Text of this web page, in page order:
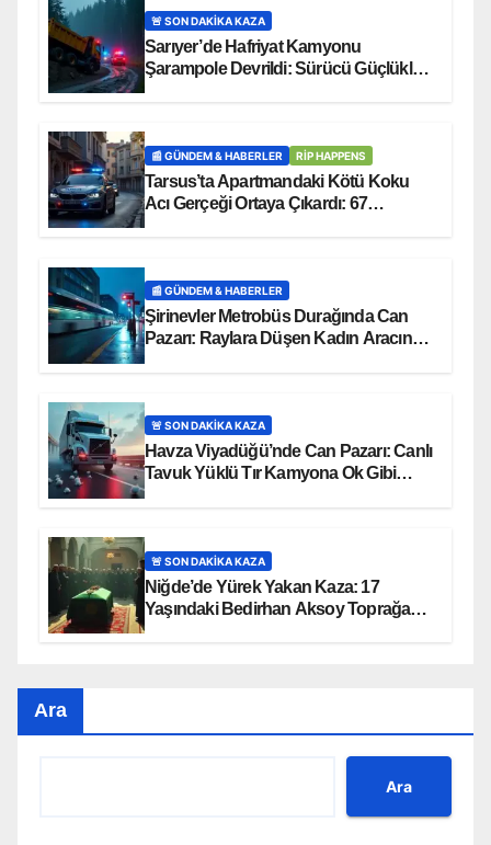
🚨 SON DAKİKA KAZA
Sarıyer’de Hafriyat Kamyonu
Şarampole Devrildi: Sürücü Güçlükle
📰 GÜNDEM & HABERLER RİP HAPPENS
Tarsus’ta Apartmandaki Kötü Koku
Acı Gerçeği Ortaya Çıkardı: 67
📰 GÜNDEM & HABERLER
Şirinevler Metrobüs Durağında Can
Pazarı: Raylara Düşen Kadın Aracın
🚨 SON DAKİKA KAZA
Havza Viyadüğü’nde Can Pazarı: Canlı
Tavuk Yüklü Tır Kamyona Ok Gibi
🚨 SON DAKİKA KAZA
Niğde’de Yürek Yakan Kaza: 17
Yaşındaki Bedirhan Aksoy Toprağa
Ara
Ara